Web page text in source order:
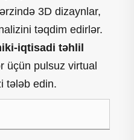
3D dizaynlar,
təqdim edirlər.
iqtisadi təhlil
üçün pulsuz virtual
tələb edin.